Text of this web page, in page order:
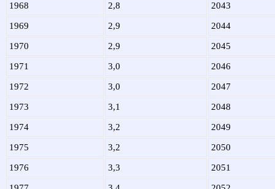
1968 2,8 2043
1969 2,9 2044
1970 2,9 2045
1971 3,0 2046
1972 3,0 2047
1973 3,1 2048
1974 3,2 2049
1975 3,2 2050
1976 3,3 2051